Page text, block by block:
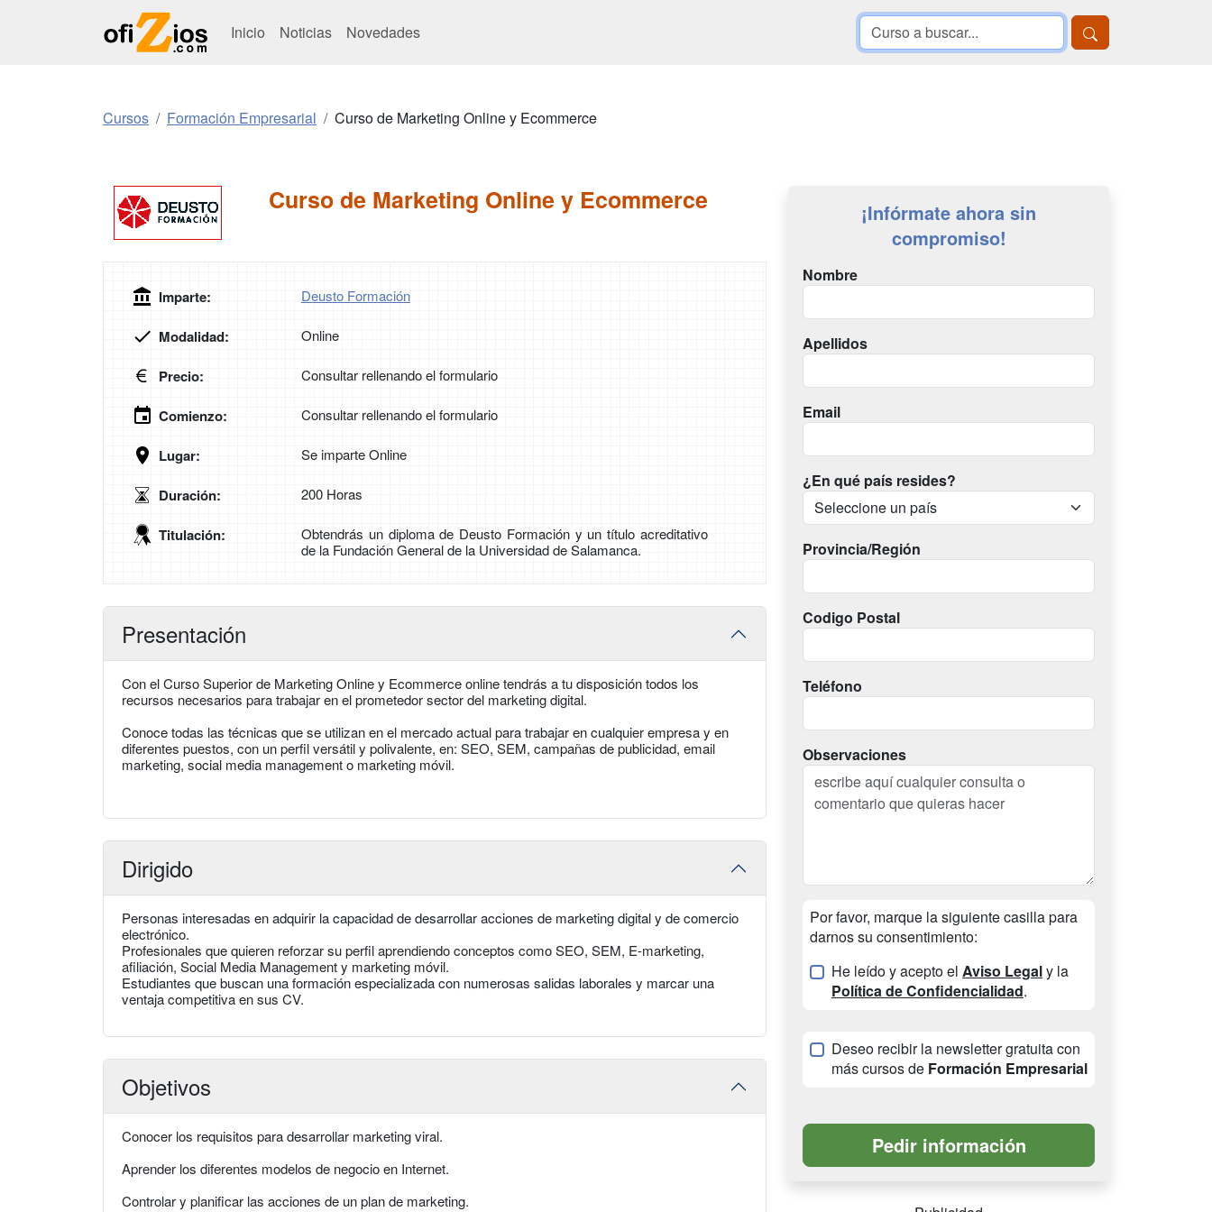
Inicio Noticias Novedades
Cursos Formación Empresarial Curso de Marketing Online y Ecommerce
Curso de Marketing Online y Ecommerce
Imparte: Deusto Formación
Modalidad: Online
Precio: Consultar rellenando el formulario
Comienzo: Consultar rellenando el formulario
Lugar: Se imparte Online
Duración: 200 Horas
Titulación:
Obtendrás un diploma de Deusto Formación y un título acreditativo
de la Fundación General de la Universidad de Salamanca.
Presentación
Con el Curso Superior de Marketing Online y Ecommerce online tendrás a tu disposición todos los
recursos necesarios para trabajar en el prometedor sector del marketing digital.
Conoce todas las técnicas que se utilizan en el mercado actual para trabajar en cualquier empresa y en
diferentes puestos, con un perfil versátil y polivalente, en: SEO, SEM, campañas de publicidad, email
marketing, social media management o marketing móvil.
Dirigido
Personas interesadas en adquirir la capacidad de desarrollar acciones de marketing digital y de comercio
electrónico.
Profesionales que quieren reforzar su perfil aprendiendo conceptos como SEO, SEM, E-marketing,
afiliación, Social Media Management y marketing móvil.
Estudiantes que buscan una formación especializada con numerosas salidas laborales y marcar una
ventaja competitiva en sus CV.
Objetivos
Conocer los requisitos para desarrollar marketing viral.
Aprender los diferentes modelos de negocio en Internet.
Controlar y planificar las acciones de un plan de marketing.
¡Infórmate ahora sin
compromiso!
Nombre
Apellidos
Email
¿En qué país resides?
Provincia/Región
Codigo Postal
Teléfono
Observaciones
Por favor, marque la siguiente casilla para
darnos su consentimiento:
He leído y acepto el Aviso Legaly la
Política de Confidencialidad.
Deseo recibir la newsletter gratuita con
más cursos de Formación Empresarial